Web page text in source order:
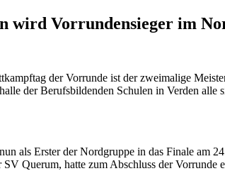
wird Vorrundensieger im
der Vorrunde ist der zweimalige
der Berufsbildenden Schulen in Verden
als Erster der Nordgruppe in das Finale am
Querum, hatte zum Abschluss der Vorrunde